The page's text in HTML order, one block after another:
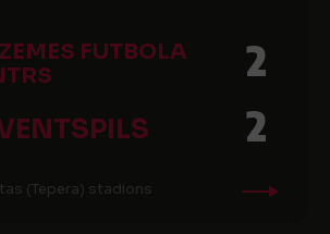
FUTBOLA
2
2
(Tepera) stadions